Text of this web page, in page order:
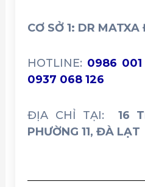
CƠ SỞ 1: DR
HOTLINE: 0986 001
0937 068 126
ĐỊA CHỈ TẠI: 16
PHƯỜNG 11, ĐÀ LẠT